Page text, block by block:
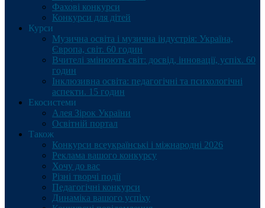
Фахові конкурси
Конкурси для дітей
Курси
Музична освіта і музична індустрія: Україна,
Європа, світ. 60 годин
Вчителі змінюють світ: досвід, інновації, успіх. 60
годин
Інклюзивна освіта: педагогічні та психологічні
аспекти. 15 годин
Екосистеми
Алея Зірок України
Освітній портал
Також
Конкурси всеукраїнські і міжнародні 2026
Реклама вашого конкурсу
Хочу до вас
Різні творчі події
Педагогічні конкурси
Динаміка вашого успіху